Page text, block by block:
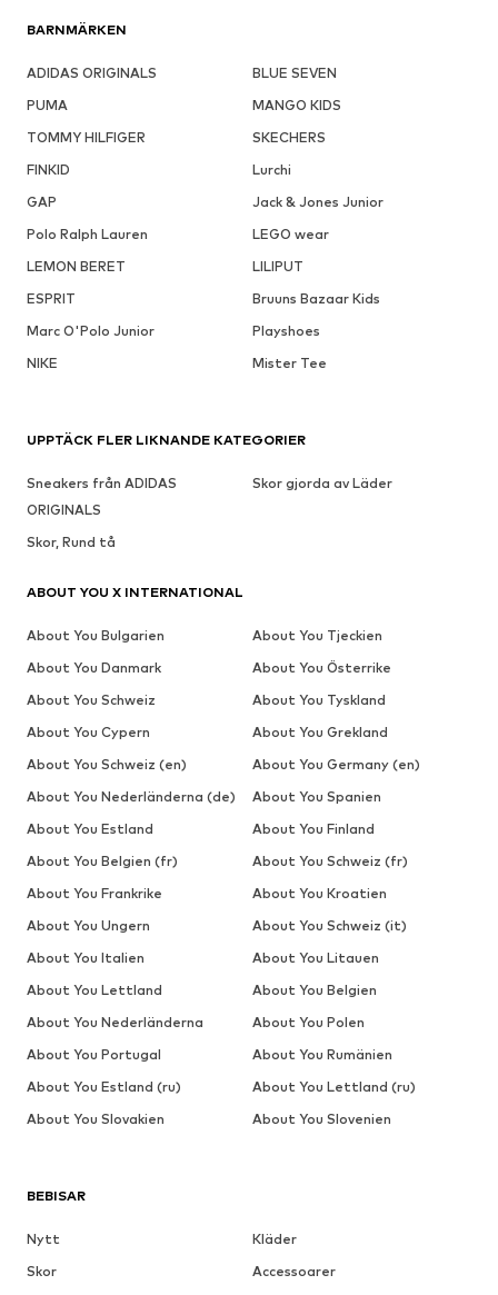
BARNMÄRKEN
ADIDAS ORIGINALS
BLUE SEVEN
PUMA
MANGO KIDS
TOMMY HILFIGER
SKECHERS
FINKID
Lurchi
GAP
Jack & Jones Junior
Polo Ralph Lauren
LEGO wear
LEMON BERET
LILIPUT
ESPRIT
Bruuns Bazaar Kids
Marc O'Polo Junior
Playshoes
NIKE
Mister Tee
BEBISAR
Nytt
Kläder
Skor
Accessoarer
UPPTÄCK FLER LIKNANDE KATEGORIER
Sneakers från ADIDAS
ORIGINALS
Skor gjorda av Läder
Skor, Rund tå
ABOUT YOU X INTERNATIONAL
About You Bulgarien
About You Tjeckien
About You Danmark
About You Österrike
About You Schweiz
About You Tyskland
About You Cypern
About You Grekland
About You Schweiz (en)
About You Germany (en)
About You Nederländerna (de)
About You Spanien
About You Estland
About You Finland
About You Belgien (fr)
About You Schweiz (fr)
About You Frankrike
About You Kroatien
About You Ungern
About You Schweiz (it)
About You Italien
About You Litauen
About You Lettland
About You Belgien
About You Nederländerna
About You Polen
About You Portugal
About You Rumänien
About You Estland (ru)
About You Lettland (ru)
About You Slovakien
About You Slovenien